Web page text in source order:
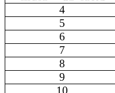
4
5
6
7
8
9
10